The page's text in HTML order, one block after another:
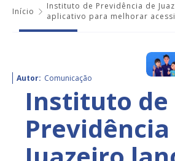
Início
Instituto de Previdência de
aplicativo para melhorar
Autor: Comunicação
Instituto de
Previdência